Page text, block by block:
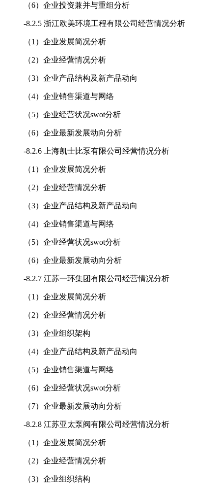
（6）企业投资兼并与重组分析
-8.2.5 浙江欧美环境工程有限公司经营情况分析
（1）企业发展简况分析
（2）企业经营情况分析
（3）企业产品结构及新产品动向
（4）企业销售渠道与网络
（5）企业经营状况swot分析
（6）企业最新发展动向分析
-8.2.6 上海凯士比泵有限公司经营情况分析
（1）企业发展简况分析
（2）企业经营情况分析
（3）企业产品结构及新产品动向
（4）企业销售渠道与网络
（5）企业经营状况swot分析
（6）企业最新发展动向分析
-8.2.7 江苏一环集团有限公司经营情况分析
（1）企业发展简况分析
（2）企业经营情况分析
（3）企业组织架构
（4）企业产品结构及新产品动向
（5）企业销售渠道与网络
（6）企业经营状况swot分析
（7）企业最新发展动向分析
-8.2.8 江苏亚太泵阀有限公司经营情况分析
（1）企业发展简况分析
（2）企业经营情况分析
（3）企业组织结构